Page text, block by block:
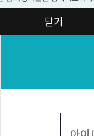
닫기